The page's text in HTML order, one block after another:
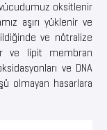
vücudumuz oksitlenir
aşırı yüklenir ve
ve nötralize
ve lipit membran
ve DNA
olmayan hasarlara